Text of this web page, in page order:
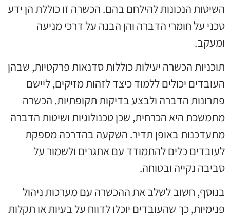
השיטות הנכונות להילחם בהם. הכשרה זו כוללת הן ידע
טכני על חומרי הדברה והן הבנה על דרכי מניעה
ומעקב.
תוכניות הכשרה יעילות כוללות סדנאות פרקטיות, שבהן
העובדים יכולים ללמוד כיצד לזהות מזיקים, ליישם
פתרונות הדברה ולבצע בדיקות תקופתיות. הכשרה
מתמשכת היא הכרחית, שכן טכנולוגיות ושיטות הדברה
מתעדכנות באופן תדיר. השקעה בהדרכה מספקת
לעובדים כלים להתמודד עם אתגרים ולשמור על
סביבה נקייה ובטוחה.
בנוסף, חשוב לשלב את ההכשרה עם מערכות ניהול
פנימיות, כך שהעובדים יוכלו לדווח על בעיות או תקלות